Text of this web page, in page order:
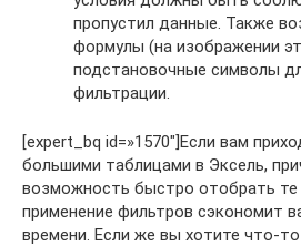
пропустил данные. Также
формулы (на изображении
подстановочные символы
фильтрации.
[expert_bq id=»1570″]Если вам
большими таблицами в Эксель,
возможность быстро отобрать
применение фильтров сэкономит
времени. Если же вы хотите что-